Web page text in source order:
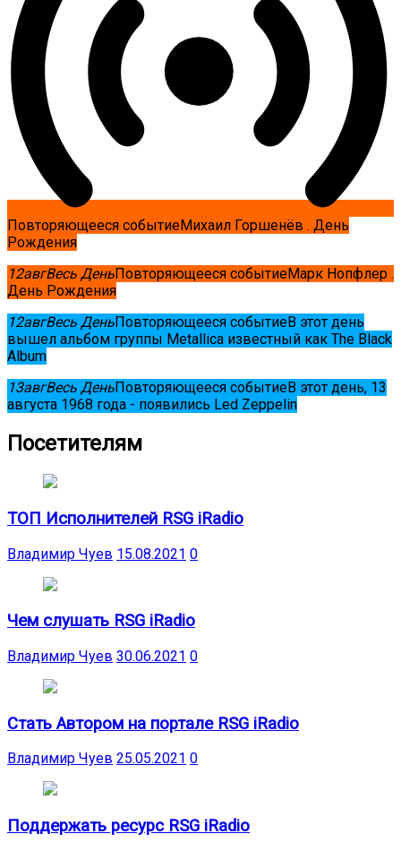
Повторяющееся событиеМихаил Горшенёв . День
Рождения
12авгВесь ДеньПовторяющееся событиеМарк Нопфлер .
День Рождения
12авгВесь ДеньПовторяющееся событиеВ этот день
вышел альбом группы Metallica известный как The Black
Album
13авгВесь ДеньПовторяющееся событиеВ этот день, 13
августа 1968 года - появились Led Zeppelin
Посетителям
ТОП Исполнителей RSG iRadio
Владимир Чуев 15.08.2021 0
Чем слушать RSG iRadio
Владимир Чуев 30.06.2021 0
Стать Автором на портале RSG iRadio
Владимир Чуев 25.05.2021 0
Поддержать ресурс RSG iRadio